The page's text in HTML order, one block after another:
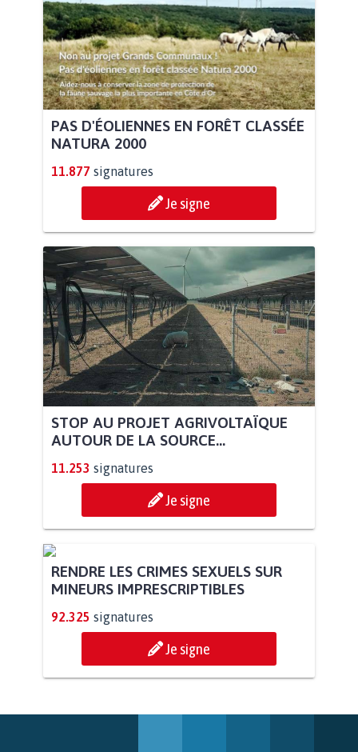
PAS D'ÉOLIENNES EN FORÊT CLASSÉE
NATURA 2000
11.877 signatures
Je signe
STOP AU PROJET AGRIVOLTAÏQUE
AUTOUR DE LA SOURCE...
11.253 signatures
Je signe
RENDRE LES CRIMES SEXUELS SUR